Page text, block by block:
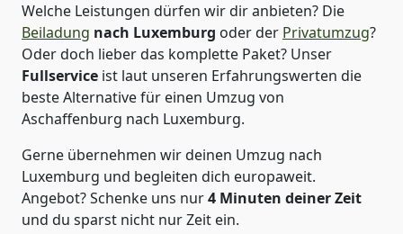
Welche Leistungen dürfen wir dir anbieten? Die
Beiladung nach Luxemburg oder der Privatumzug?
Oder doch lieber das komplette Paket? Unser
Fullservice ist laut unseren Erfahrungswerten die
beste Alternative für einen Umzug von
Aschaffenburg nach Luxemburg.
Gerne übernehmen wir deinen Umzug nach
Luxemburg und begleiten dich europaweit.
Angebot? Schenke uns nur4 Minuten deiner Zeit
und du sparst nicht nur Zeit ein.